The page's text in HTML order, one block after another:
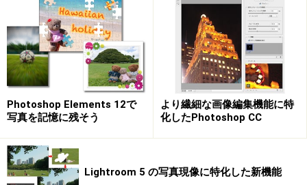
Photoshop Elements 12で
写真を記憶に残そう
より繊細な画像編集機能に特
化したPhotoshop CC
Lightroom 5 の写真現像に特化した新機能